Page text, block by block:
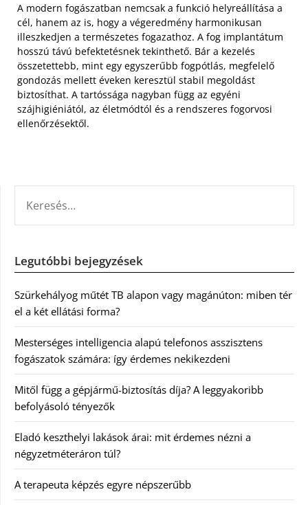
A modern fogászatban nemcsak a funkció helyreállítása a
cél, hanem az is, hogy a végeredmény harmonikusan
illeszkedjen a természetes fogazathoz. A fog implantátum
hosszú távú befektetésnek tekinthető. Bár a kezelés
összetettebb, mint egy egyszerűbb fogpótlás, megfelelő
gondozás mellett éveken keresztül stabil megoldást
biztosíthat. A tartóssága nagyban függ az egyéni
szájhigiéniától, az életmódtól és a rendszeres fogorvosi
ellenőrzésektől.
Legutóbbi bejegyzések
Szürkehályog műtét TB alapon vagy magánúton: miben tér
el a két ellátási forma?
Mesterséges intelligencia alapú telefonos asszisztens
fogászatok számára: így érdemes nekikezdeni
Mitől függ a gépjármű-biztosítás díja? A leggyakoribb
befolyásoló tényezők
Eladó keszthelyi lakások árai: mit érdemes nézni a
négyzetméteráron túl?
A terapeuta képzés egyre népszerűbb